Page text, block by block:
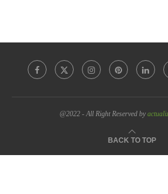
@2022 - All Right Reserved by
BACK TO TOP